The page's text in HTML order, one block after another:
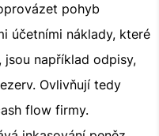
pohyb
účetními náklady, které
jsou například odpisy,
Ovlivňují tedy
flow firmy.